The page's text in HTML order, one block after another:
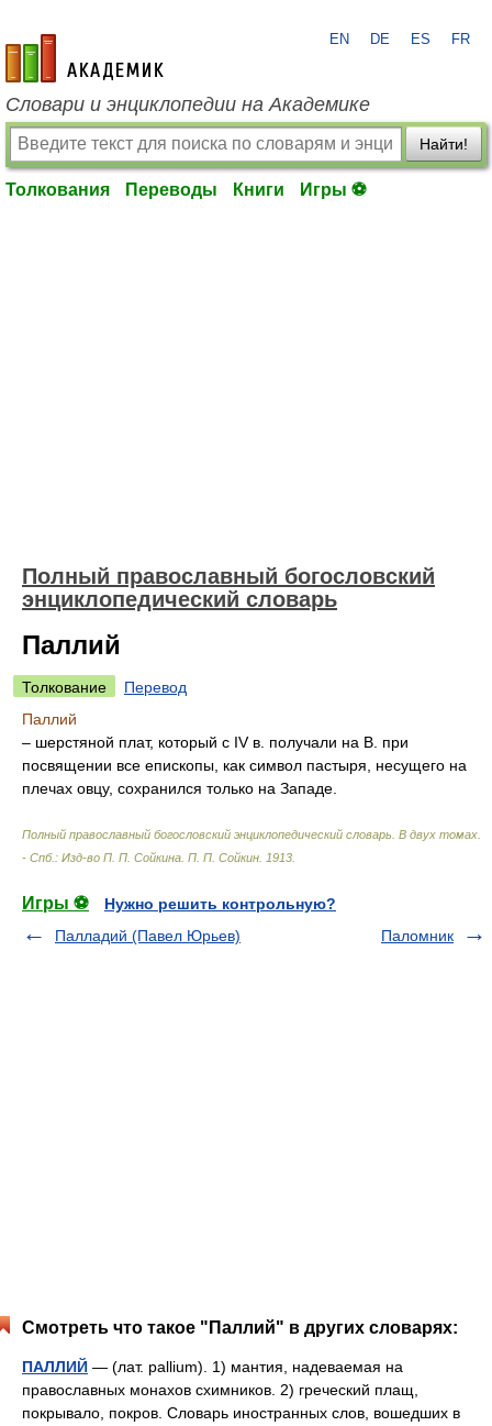
academic.ru
EN DE ES FR
Словари и энциклопедии на Академике
Найти!
Толкования Переводы Книги Игры ⚽
Полный православный богословский
энциклопедический словарь
Паллий
Толкование
Перевод
Паллий
– шерстяной плат, который с IV в. получали на В. при
посвящении все епископы, как символ пастыря, несущего на
плечах овцу, сохранился только на Западе.
Полный православный богословский энциклопедический словарь. В двух томах.
- Спб.: Изд-во П. П. Сойкина П. П. Сойкин 1913
Игры ⚽
Нужно решить контрольную?
Палладий (Павел Юрьев)
Паломник
Смотреть что такое "Паллий" в других словарях:
ПАЛЛИЙ — (лат. pallium). 1) мантия, надеваемая на
православных монахов схимников. 2) греческий плащ,
покрывало, покров. Словарь иностранных слов, вошедших в